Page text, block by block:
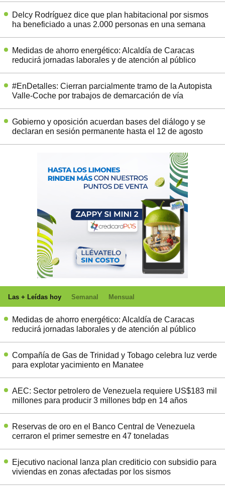
Delcy Rodríguez dice que plan habitacional por sismos
ha beneficiado a unas 2.000 personas en una semana
Medidas de ahorro energético: Alcaldía de Caracas
reducirá jornadas laborales y de atención al público
#EnDetalles: Cierran parcialmente tramo de la Autopista
Valle-Coche por trabajos de demarcación de vía
Gobierno y oposición acuerdan bases del diálogo y se
declaran en sesión permanente hasta el 12 de agosto
Las + Leídas hoy Semanal Mensual
Medidas de ahorro energético: Alcaldía de Caracas
reducirá jornadas laborales y de atención al público
Compañía de Gas de Trinidad y Tobago celebra luz verde
para explotar yacimiento en Manatee
AEC: Sector petrolero de Venezuela requiere US$183 mil
millones para producir 3 millones bdp en 14 años
Reservas de oro en el Banco Central de Venezuela
cerraron el primer semestre en 47 toneladas
Ejecutivo nacional lanza plan crediticio con subsidio para
viviendas en zonas afectadas por los sismos